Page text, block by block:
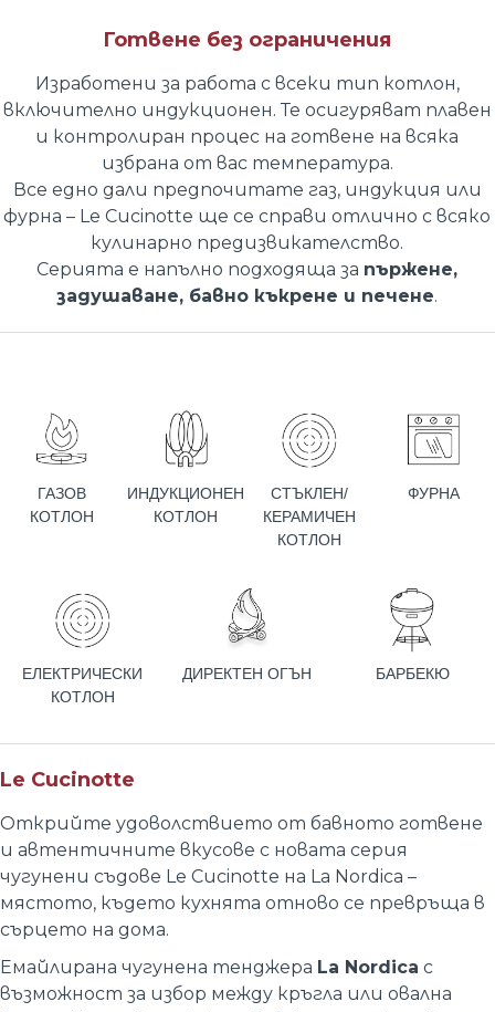
Готвене без ограничения
Изработени за работа с всеки тип котлон,
включително индукционен. Те осигуряват плавен
и контролиран процес на готвене на всяка
избрана от вас температура.
Все едно дали предпочитате газ, индукция или
фурна – Le Cucinotte ще се справи отлично с всяко
кулинарно предизвикателство.
Серията е напълно подходяща за пържене,
задушаване, бавно къкрене и печене.
ГАЗОВ
КОТЛОН
ИНДУКЦИОНЕН
КОТЛОН
СТЪКЛЕН/
КЕРАМИЧЕН
КОТЛОН
ФУРНА
ЕЛЕКТРИЧЕСКИ
КОТЛОН
ДИРЕКТЕН ОГЪН БАРБЕКЮ
Le Cucinotte
Открийте удоволствието от бавното готвене
и автентичните вкусове с новата серия
чугунени съдове Le Cucinotte на La Nordica –
мястото, където кухнята отново се превръща в
сърцето на дома.
Емайлирана чугунена тенджера La Nordica с
възможност за избор между кръгла или овална